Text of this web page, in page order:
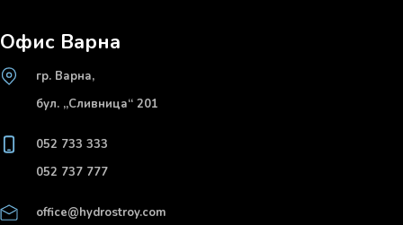
Офис Варна
гр. Варна,
бул. „Сливница“ 201
052 733 333
052 737 777
office@hydrostroy.com